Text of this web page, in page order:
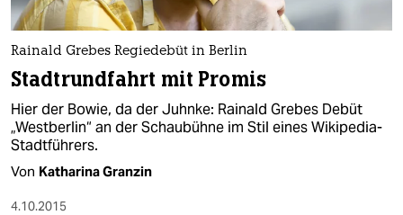
Rainald Grebes Regiedebüt in Berlin
Stadtrundfahrt mit Promis
Hier der Bowie, da der Juhnke: Rainald Grebes Debüt
„Westberlin“ an der Schaubühne im Stil eines Wikipedia-
Stadtführers.
Von Katharina Granzin
4.10.2015